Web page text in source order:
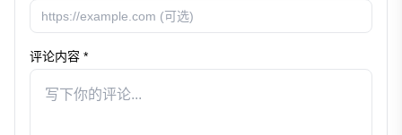
评论内容 *